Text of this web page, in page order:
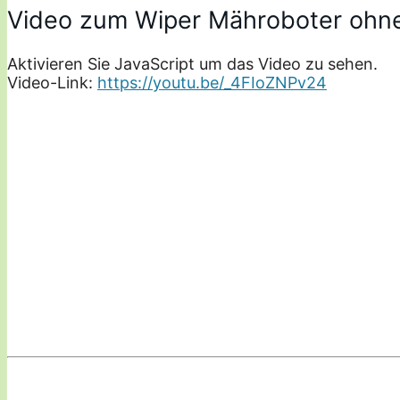
Video zum Wiper Mähroboter
Aktivieren Sie JavaScript um das Video zu sehen.
Video-Link: https://youtu.be/_4FIoZNPv24